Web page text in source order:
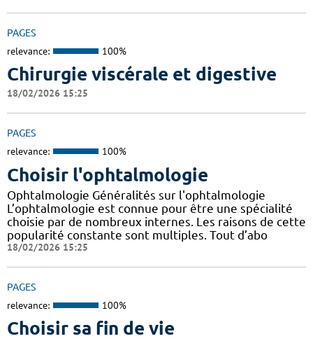
PAGES
relevance: 100%
Chirurgie viscérale et digestive
18/02/2026 15:25
PAGES
relevance: 100%
Choisir l'ophtalmologie
Ophtalmologie Généralités sur l'ophtalmologie
L’ophtalmologie est connue pour être une spécialité
choisie par de nombreux internes. Les raisons de cette
popularité constante sont multiples. Tout d’abo
18/02/2026 15:25
PAGES
relevance: 100%
Choisir sa fin de vie